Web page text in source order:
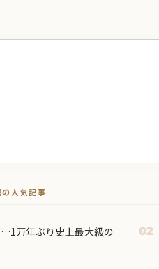
人気記事
万年ぶり史上最大級の
02